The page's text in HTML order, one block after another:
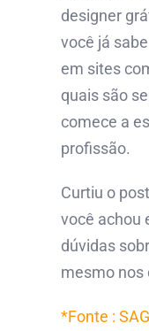
designer
você já
em sites
quais são
comece a
profissão.
Curtiu o
você achou
dúvidas
mesmo nos
*Fonte :